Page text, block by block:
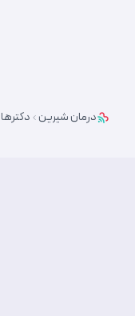
درمان شیرین دکترها